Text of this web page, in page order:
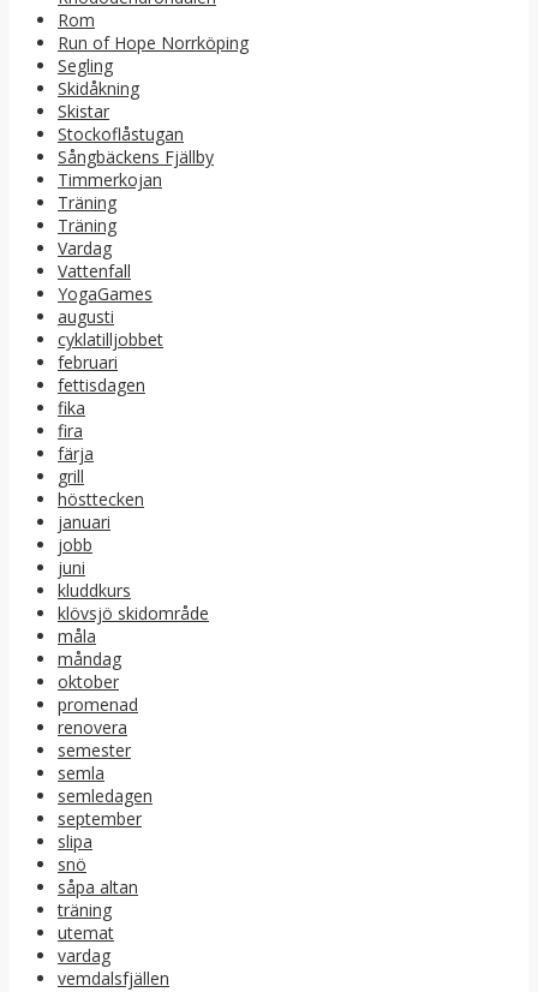
Rom
Run of Hope Norrköping
Segling
Skidåkning
Skistar
Stockoflåstugan
Sångbäckens Fjällby
Timmerkojan
Träning
Träning
Vardag
Vattenfall
YogaGames
augusti
cyklatilljobbet
februari
fettisdagen
fika
fira
färja
grill
hösttecken
januari
jobb
juni
kluddkurs
klövsjö skidområde
måla
måndag
oktober
promenad
renovera
semester
semla
semledagen
september
slipa
snö
såpa altan
träning
utemat
vardag
vemdalsfjällen